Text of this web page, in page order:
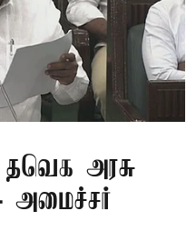
தவெக அரசு
அமைச்சர்